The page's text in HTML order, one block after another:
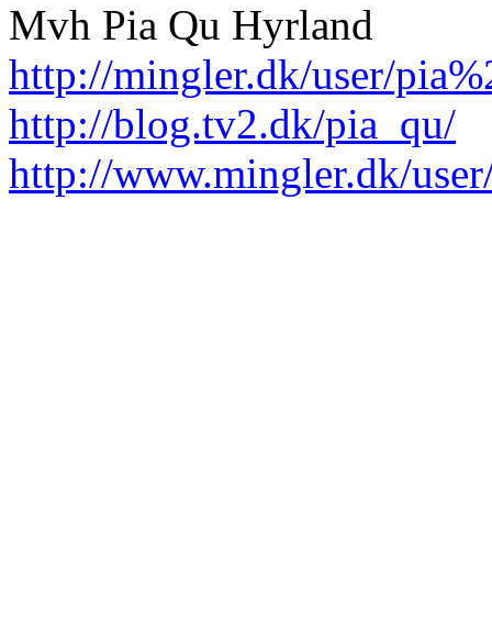
Mvh Pia Qu Hyrland
http://mingler.dk/user/
http://blog.tv2.dk/pia_qu/
http://www.mingler.dk/